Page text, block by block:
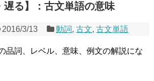
遅る】：古文単語の意味
2016/3/13 動詞,古文,古文単語
品詞、レベル、意味、例文の解説にな